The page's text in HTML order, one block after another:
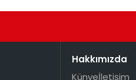
Hakkımızda
Künyeİletişim